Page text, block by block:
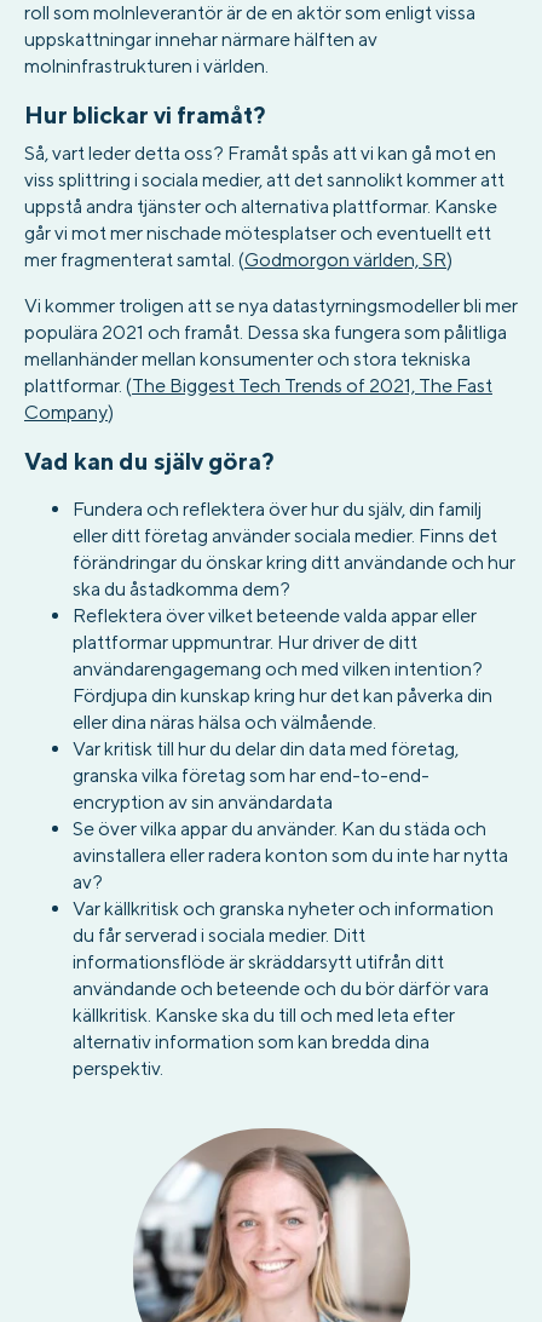
roll som molnleverantör är de en aktör som enligt vissa
uppskattningar innehar närmare hälften av
molninfrastrukturen i världen.
Hur blickar vi framåt?
Så, vart leder detta oss? Framåt spås att vi kan gå mot en
viss splittring i sociala medier, att det sannolikt kommer att
uppstå andra tjänster och alternativa plattformar. Kanske
går vi mot mer nischade mötesplatser och eventuellt ett
mer fragmenterat samtal. (Godmorgon världen, SR)
Vi kommer troligen att se nya datastyrningsmodeller bli mer
populära 2021 och framåt. Dessa ska fungera som pålitliga
mellanhänder mellan konsumenter och stora tekniska
plattformar. (The Biggest Tech Trends of 2021, The Fast
Company)
Vad kan du själv göra?
Fundera och reflektera över hur du själv, din familj
eller ditt företag använder sociala medier. Finns det
förändringar du önskar kring ditt användande och hur
ska du åstadkomma dem?
Reflektera över vilket beteende valda appar eller
plattformar uppmuntrar. Hur driver de ditt
användarengagemang och med vilken intention?
Fördjupa din kunskap kring hur det kan påverka din
eller dina näras hälsa och välmående.
Var kritisk till hur du delar din data med företag,
granska vilka företag som har end-to-end-
encryption av sin användardata
Se över vilka appar du använder. Kan du städa och
avinstallera eller radera konton som du inte har nytta
av?
Var källkritisk och granska nyheter och information
du får serverad i sociala medier. Ditt
informationsflöde är skräddarsytt utifrån ditt
användande och beteende och du bör därför vara
källkritisk. Kanske ska du till och med leta efter
alternativ information som kan bredda dina
perspektiv.